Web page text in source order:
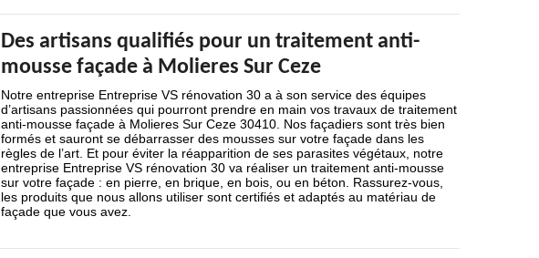
Des artisans qualifiés pour un traitement anti-
mousse façade à Molieres Sur Ceze
Notre entreprise Entreprise VS rénovation 30 a à son service des équipes
d’artisans passionnées qui pourront prendre en main vos travaux de traitement
anti-mousse façade à Molieres Sur Ceze 30410. Nos façadiers sont très bien
formés et sauront se débarrasser des mousses sur votre façade dans les
règles de l’art. Et pour éviter la réapparition de ses parasites végétaux, notre
entreprise Entreprise VS rénovation 30 va réaliser un traitement anti-mousse
sur votre façade : en pierre, en brique, en bois, ou en béton. Rassurez-vous,
les produits que nous allons utiliser sont certifiés et adaptés au matériau de
façade que vous avez.